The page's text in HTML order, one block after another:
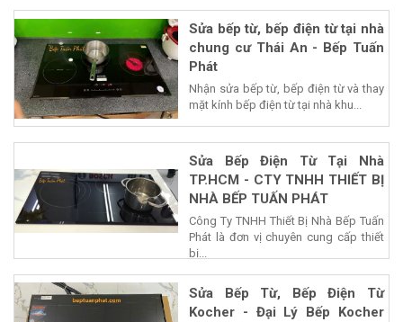
Sửa bếp từ, bếp điện từ tại nhà
chung cư Thái An - Bếp Tuấn
Phát
Nhận sửa bếp từ, bếp điện từ và thay
mặt kính bếp điện từ tại nhà khu...
Sửa Bếp Điện Từ Tại Nhà
TP.HCM - CTY TNHH THIẾT BỊ
NHÀ BẾP TUẤN PHÁT
Công Ty TNHH Thiết Bị Nhà Bếp Tuấn
Phát là đơn vị chuyên cung cấp thiết
bị...
Sửa Bếp Từ, Bếp Điện Từ
Kocher - Đại Lý Bếp Kocher